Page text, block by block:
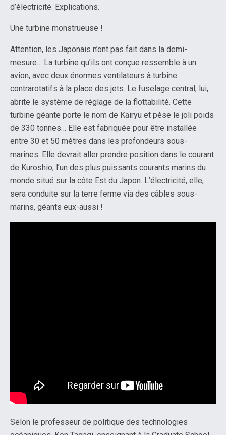
d’électricité. Explications.
Une turbine monstrueuse !
Attention, les Japonais n’ont pas fait dans la demi-
mesure… La turbine qu’ils ont conçue ressemble à un
avion, avec deux énormes ventilateurs à turbine
contrarotatifs à la place des jets. Le fuselage central, lui,
abrite le système de réglage de la flottabilité. Cette
turbine géante porte le nom de Kairyu et pèse le joli poids
de 330 tonnes… Elle est fabriquée pour être installée
entre 30 et 50 mètres dans les profondeurs sous-
marines. Elle devrait aller prendre position dans le courant
de Kuroshio, l’un des plus puissants courants marins du
monde situé sur la côte Est du Japon. L’électricité, elle,
sera conduite sur la terre ferme via des câbles sous-
marins, géants eux-aussi !
Selon le professeur de politique des technologies